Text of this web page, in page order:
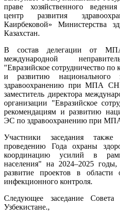
праве хозяйственного
центр развития
Каирбековой» Министерства
Казахстан.
В состав делегации от
международной
"Евразийское сотрудничество
и развитию
здравоохранению при МПА
заместитель директора
организации "Евразийское
рекомендациям и развитию
ЭС по здравоохранению при
Участники заседания
проведению Года охраны
координацию усилий в
населения" на 2024–2025 годы,
развитие проектов в области
инфекционного контроля.
Следующее заседание
Узбекистане.,